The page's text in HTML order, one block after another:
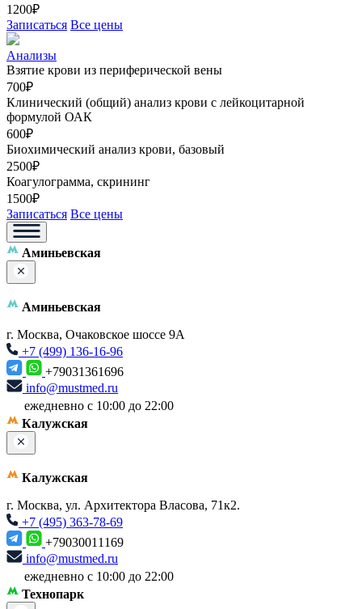
1200₽
Записаться Все цены
Анализы
Взятие крови из периферической вены
700₽
Клинический (общий) анализ крови с лейкоцитарной
формулой ОАК
600₽
Биохимический анализ крови, базовый
2500₽
Коагулограмма, скрининг
1500₽
Записаться Все цены
Аминьевская
Аминьевская
г. Москва, Очаковское шоссе 9А
+7 (499) 136-16-96
+79031361696
info@mustmed.ru
ежедневно с 10:00 до 22:00
Калужская
Калужская
г. Москва, ул. Архитектора Власова, 71к2.
+7 (495) 363-78-69
+79030011169
info@mustmed.ru
ежедневно с 10:00 до 22:00
Технопарк